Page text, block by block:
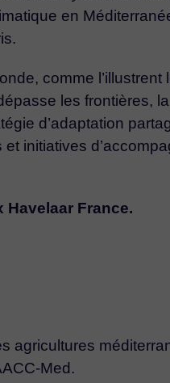
en
comme
les frontières,
d’adaptation
initiatives
Havelaar France.
agricultures
Med.